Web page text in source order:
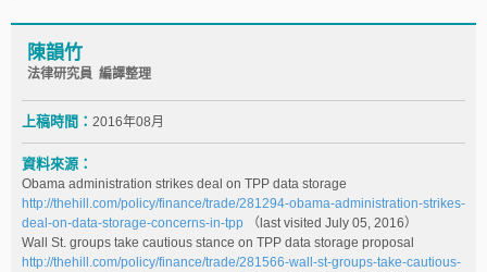
陳韻竹
法律研究員 編譯整理
上稿時間： 2016年08月
資料來源：
Obama administration strikes deal on TPP data storage
http://thehill.com/policy/finance/trade/281294-obama-administration-strikes-
deal-on-data-storage-concerns-in-tpp （last visited July 05, 2016）
Wall St. groups take cautious stance on TPP data storage proposal
http://thehill.com/policy/finance/trade/281566-wall-st-groups-take-cautious-